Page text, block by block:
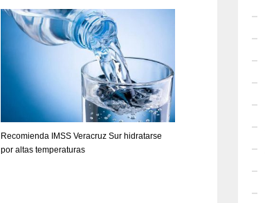
Recomienda IMSS Veracruz Sur hidratarse
por altas temperaturas